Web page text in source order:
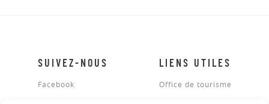
SUIVEZ-NOUS
Facebook
LIENS UTILES
Office de tourisme